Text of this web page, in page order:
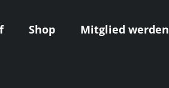
Shop Mitglied werden